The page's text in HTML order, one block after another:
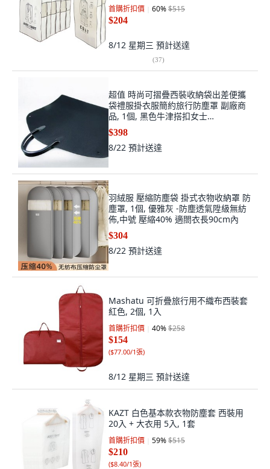
首購折扣價 60%$515
$204
8/12 星期三 預計送達
(37)
超值 時尚可摺疊西裝收納袋出差便攜
袋禮服掛衣服簡約旅行防塵罩 副廠商
品, 1個, 黑色牛津搭扣女士
款,100*60cm
$398
8/22 預計送達
羽絨服 壓縮防塵袋 掛式衣物收納罩 防
塵罩, 1個, 優雅灰 -防塵透氣陞級無紡
佈,中號 壓縮40% 適閤衣長90cm內
$304
8/22 預計送達
Mashatu 可折疊旅行用不織布西裝套
紅色, 2個, 1入
首購折扣價 40%$258
$154
($77.00/1張)
8/12 星期三 預計送達
KAZT 白色基本款衣物防塵套 西裝用
20入 + 大衣用 5入, 1套
首購折扣價 59%$515
$210
($8.40/1張)